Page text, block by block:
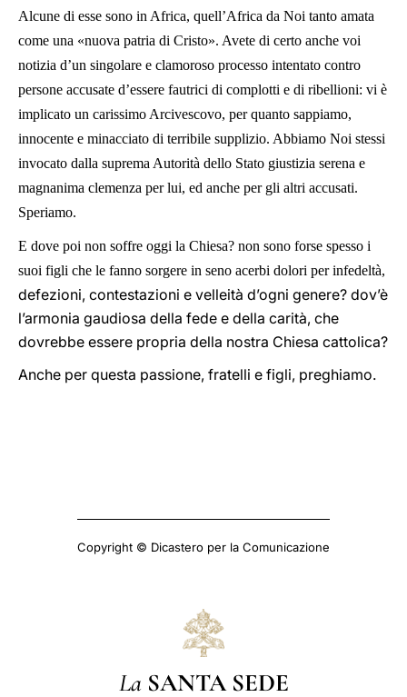
Alcune di esse sono in Africa, quell’Africa da Noi tanto amata
come una «nuova patria di Cristo». Avete di certo anche voi
notizia d’un singolare e clamoroso processo intentato contro
persone accusate d’essere fautrici di complotti e di ribellioni: vi è
implicato un carissimo Arcivescovo, per quanto sappiamo,
innocente e minacciato di terribile supplizio. Abbiamo Noi stessi
invocato dalla suprema Autorità dello Stato giustizia serena e
magnanima clemenza per lui, ed anche per gli altri accusati.
Speriamo.
E dove poi non soffre oggi la Chiesa? non sono forse spesso i
suoi figli che le fanno sorgere in seno acerbi dolori per infedeltà,
defezioni, contestazioni e velleità d’ogni genere? dov’è
l’armonia gaudiosa della fede e della carità, che
dovrebbe essere propria della nostra Chiesa cattolica?
Anche per questa passione, fratelli e figli, preghiamo.
Copyright © Dicastero per la Comunicazione
La SANTA SEDE